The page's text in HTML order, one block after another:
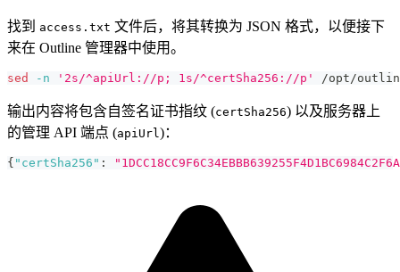
找到 access.txt 文件后，将其转换为 JSON 格式，以便接下
来在 Outline 管理器中使用。
sed -n '2s/^apiUrl://p; 1s/^certSha256://p' /opt/
输出内容将包含自签名证书指纹 (certSha256) 以及服务器上
的管理 API 端点 (apiUrl )：
{ "certSha256" :